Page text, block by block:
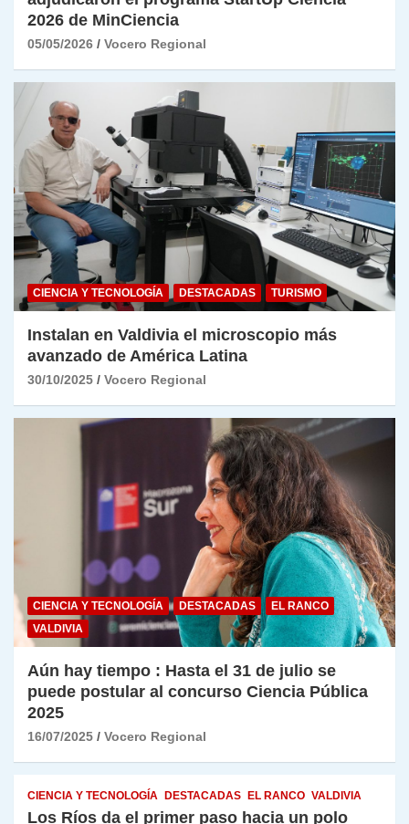
2026 de MinCiencia
05/05/2026 Vocero Regional
CIENCIA Y TECNOLOGÍA DESTACADAS TURISMO
Instalan en Valdivia el microscopio más
avanzado de América Latina
30/10/2025 Vocero Regional
CIENCIA Y TECNOLOGÍA DESTACADAS
EL RANCO
VALDIVIA
Aún hay tiempo : Hasta el 31 de julio se
puede postular al concurso Ciencia Pública
2025
16/07/2025 Vocero Regional
CIENCIA Y TECNOLOGÍA DESTACADAS EL RANCO VALDIVIA
Los Ríos da el primer paso hacia un polo